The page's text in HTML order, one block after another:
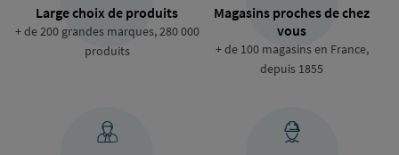
Large choix de produits
+ de 200 grandes marques, 280 000
produits
Magasins proches de chez
vous
+ de 100 magasins en France,
depuis 1855